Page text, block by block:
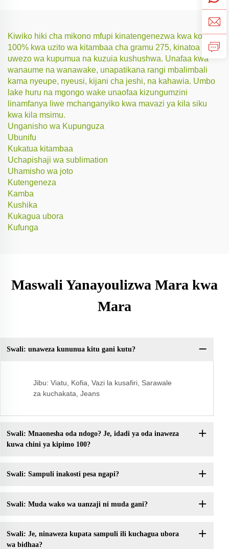
Kiwiko hiki cha mikono mfupi kinatengenezwa kwa kotoni
100% kwa uzito wa kitambaa cha gramu 275, kinatoa
uwezo wa kupumua na kuzuia kushushwa. Unafaa kwa
wanaume na wanawake, unapatikana rangi mbalimbali
kama nyeupe, nyeusi, kijani cha jeshi, na kahawia. Umbo
lake huru na mgongo wake unaofaa kizungumzini
linamfanya liwe mchanganyiko kwa mavazi ya kila siku
kwa kila msimu.
Unganisho wa Kupunguza
Ubunifu
Kukatua kitambaa
Uchapishaji wa sublimation
Uhamisho wa joto
Kutengeneza
Kamba
Kushika
Kukagua ubora
Kufunga
Maswali Yanayoulizwa Mara kwa
Mara
Swali: unaweza kununua kitu gani kutu?
Jibu: Viatu, Kofia, Vazi la kusafiri, Sarawale
za kuchakata, Jeans
Swali: Mnaonesha oda ndogo? Je, idadi ya oda inaweza
kuwa chini ya kipimo 100?
Swali: Sampuli inakosti pesa ngapi?
Swali: Muda wako wa uanzaji ni muda gani?
Swali: Je, ninaweza kupata sampuli ili kuchagua ubora
wa bidhaa?